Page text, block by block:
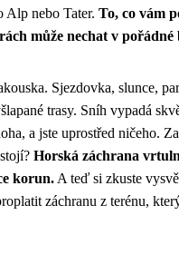
Alp nebo Tater. To, co vám
může nechat v pořádné
Sjezdovka, slunce,
trasy. Sníh vypadá
a jste uprostřed ničeho.
Horská záchrana
korun. A teď si zkuste
záchranu z terénu,